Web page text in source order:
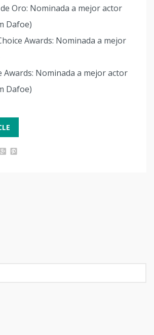
Oro: Nominada a mejor actor
Dafoe)
Awards: Nominada a mejor
Awards: Nominada a mejor actor
Dafoe)